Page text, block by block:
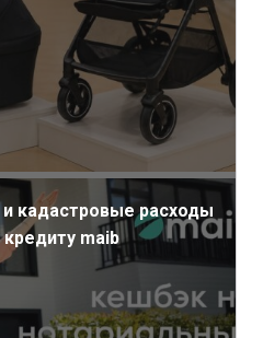
кадастровые расходы
maib